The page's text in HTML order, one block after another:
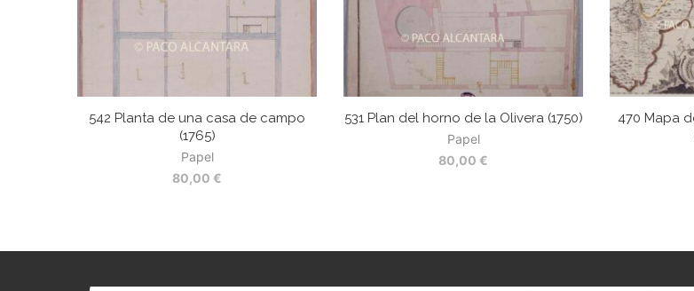
542 Planta de una casa de campo
(1765)
Papel
80,00 €
531 Plan del horno de la Olivera (1750)
Papel
80,00 €
470 Mapa